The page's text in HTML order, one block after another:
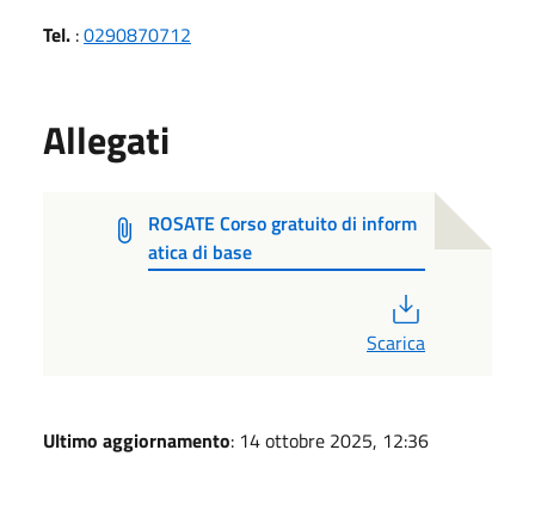
Tel. :0290870712
Allegati
ROSATE Corso gratuito di inform
atica di base
Scarica
Ultimo aggiornamento: 14 ottobre 2025, 12:36